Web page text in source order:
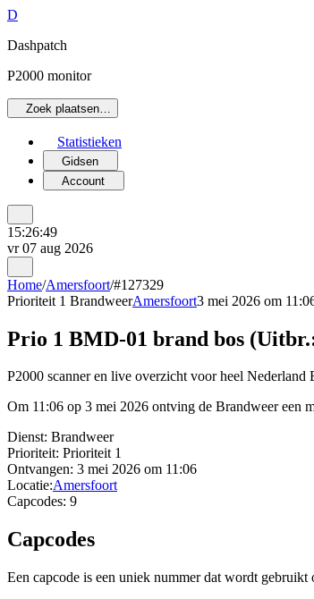
D
Dashpatch
P2000 monitor
Zoek plaatsen…
Statistieken
Gidsen
Account
15:26:49
vr 07 aug 2026
Home/Amersfoort/#127329
Prioriteit 1 BrandweerAmersfoort3 mei 2026 om
Prio 1 BMD-01 brand bos
P2000 scanner en live overzicht voor heel Nederland
Om 11:06 op 3 mei 2026 ontving de Brandweer een
Dienst: Brandweer
Prioriteit: Prioriteit 1
Ontvangen: 3 mei 2026 om 11:06
Locatie:Amersfoort
Capcodes: 9
Capcodes
Een capcode is een uniek nummer dat wordt